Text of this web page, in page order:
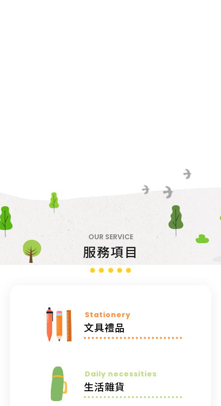
OUR SERVICE
服務項目
Stationery
文具禮品
Daily necessities
生活雜貨